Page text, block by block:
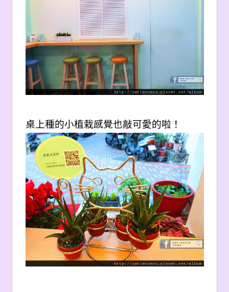
桌上種的小植栽感覺也敲可愛的啦！